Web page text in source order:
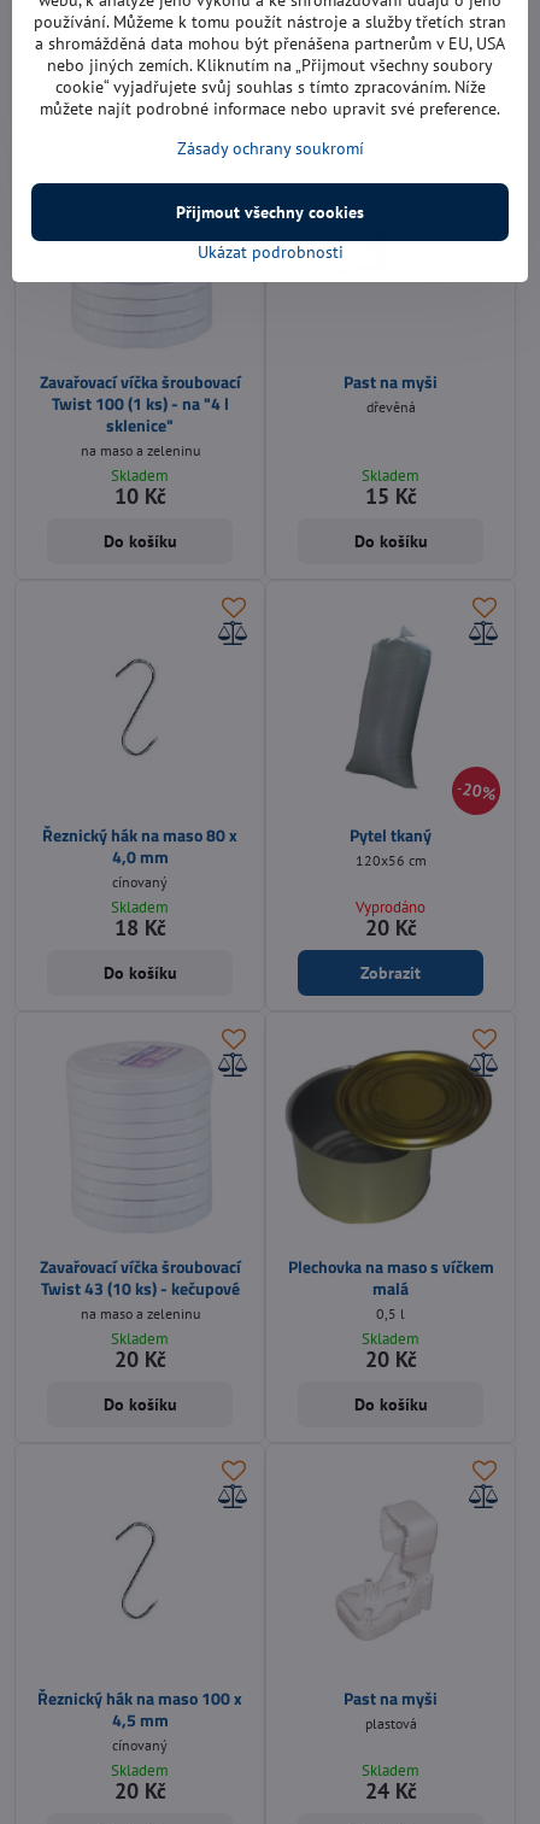
Skladem
6,30 Kč
Do košíku
Skladem
8 Kč
Do košíku
Zavařovací víčka šroubovací
Twist 100 (1 ks) - na "4 l
sklenice"
na maso a zeleninu
Skladem
10 Kč
Do košíku
Past na myši
dřevěná
Skladem
15 Kč
Do košíku
Řeznický hák na maso 80 x
4,0 mm
cínovaný
Skladem
18 Kč
Do košíku
20%
Pytel tkaný
120x56 cm
Vyprodáno
20 Kč
Zobrazit
Zavařovací víčka šroubovací
Twist 43 (10 ks) - kečupové
na maso a zeleninu
Skladem
20 Kč
Do košíku
Plechovka na maso s víčkem
malá
0,5 l
Skladem
20 Kč
Do košíku
Řeznický hák na maso 100 x
4,5 mm
cínovaný
Skladem
20 Kč
Past na myši
plastová
Skladem
24 Kč
používání. Můžeme k tomu použít nástroje a služby třetích stran
a shromážděná data mohou být přenášena partnerům v EU, USA
nebo jiných zemích. Kliknutím na „Přijmout všechny soubory
cookie“ vyjadřujete svůj souhlas s tímto zpracováním. Níže
můžete najít podrobné informace nebo upravit své preference.
Zásady ochrany soukromí
Ukázat podrobnosti
Přijmout všechny cookies